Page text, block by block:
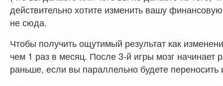
действительно хотите изменить вашу
не сюда.
Чтобы получить ощутимый результат как
чем 1 раз в месяц. После 3-й игры мозг начинает
раньше, если вы параллельно будете